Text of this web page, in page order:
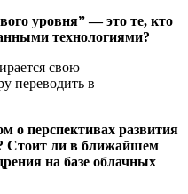
уровня” — это те, кто
технологиями?
свою
переводить в
о перспективах развития
Стоит ли в ближайшем
на базе облачных